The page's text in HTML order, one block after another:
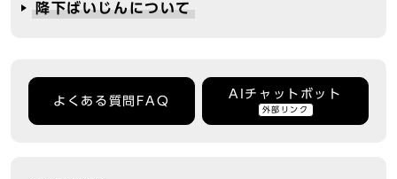
降下ばいじんについて
よくある質問FAQ
AIチャットボット
外部リンク